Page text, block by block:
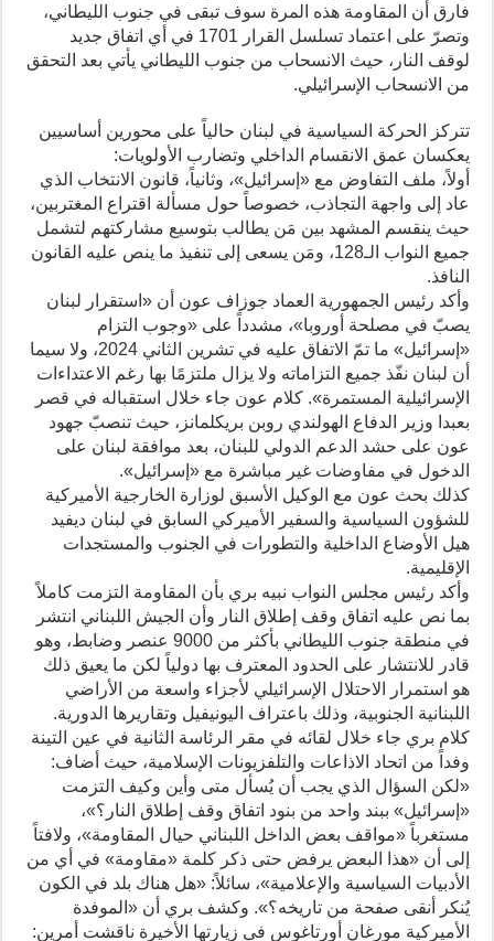
فارق أن المقاومة هذه المرة سوف تبقى في جنوب الليطاني،
وتصرّ على اعتماد تسلسل القرار 1701 في أي اتفاق جديد
لوقف النار، حيث الانسحاب من جنوب الليطاني يأتي بعد التحقق
من الانسحاب الإسرائيلي.
تتركز الحركة السياسية في لبنان حالياً على محورين أساسيين
يعكسان عمق الانقسام الداخلي وتضارب الأولويات:
أولاً، ملف التفاوض مع «إسرائيل»، وثانياً، قانون الانتخاب الذي
عاد إلى واجهة التجاذب، خصوصاً حول مسألة اقتراع المغتربين،
حيث ينقسم المشهد بين مَن يطالب بتوسيع مشاركتهم لتشمل
جميع النواب الـ128، ومَن يسعى إلى تنفيذ ما ينص عليه القانون
النافذ.
وأكد رئيس الجمهورية العماد جوزاف عون أن «استقرار لبنان
يصبّ في مصلحة أوروبا»، مشدداً على «وجوب التزام
«إسرائيل» ما تمّ الاتفاق عليه في تشرين الثاني 2024، ولا سيما
أن لبنان نفّذ جميع التزاماته ولا يزال ملتزمًا بها رغم الاعتداءات
الإسرائيلية المستمرة». كلام عون جاء خلال استقباله في قصر
بعبدا وزير الدفاع الهولندي روبن بريكلمانز، حيث تنصبّ جهود
عون على حشد الدعم الدولي للبنان، بعد موافقة لبنان على
الدخول في مفاوضات غير مباشرة مع «إسرائيل».
كذلك بحث عون مع الوكيل الأسبق لوزارة الخارجية الأميركية
للشؤون السياسية والسفير الأميركي السابق في لبنان ديفيد
هيل الأوضاع الداخلية والتطورات في الجنوب والمستجدات
الإقليمية.
وأكد رئيس مجلس النواب نبيه بري بأن المقاومة التزمت كاملاً
بما نص عليه اتفاق وقف إطلاق النار وأن الجيش اللبناني انتشر
في منطقة جنوب الليطاني بأكثر من 9000 عنصر وضابط، وهو
قادر للانتشار على الحدود المعترف بها دولياً لكن ما يعيق ذلك
هو استمرار الاحتلال الإسرائيلي لأجزاء واسعة من الأراضي
اللبنانية الجنوبية، وذلك باعتراف اليونيفيل وتقاريرها الدورية.
كلام بري جاء خلال لقائه في مقر الرئاسة الثانية في عين التينة
وفداً من اتحاد الاذاعات والتلفزيونات الإسلامية، حيث أضاف:
«لكن السؤال الذي يجب أن يُسأل متى وأين وكيف التزمت
«إسرائيل» ببند واحد من بنود اتفاق وقف إطلاق النار؟»،
مستغرباً «مواقف بعض الداخل اللبناني حيال المقاومة»، ولافتاً
إلى أن «هذا البعض يرفض حتى ذكر كلمة «مقاومة» في أي من
الأدبيات السياسية والإعلامية»، سائلاً: «هل هناك بلد في الكون
يُنكر أنقى صفحة من تاريخه؟». وكشف بري أن «الموفدة
الأميركية مورغان أورتاغوس في زيارتها الأخيرة ناقشت أمرين: